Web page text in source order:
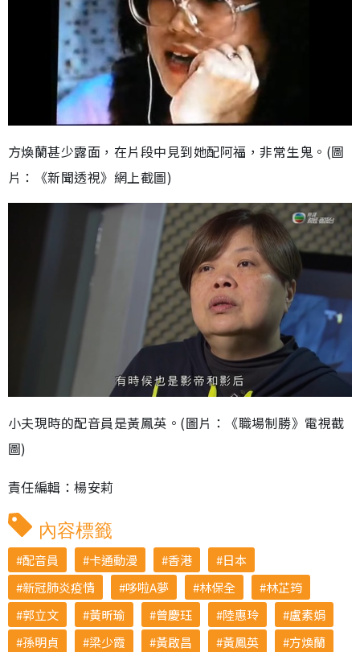
方煥蘭甚少露面，在片段中見到她配阿福，非常生鬼。(圖
片：《新聞透視》網上截圖)
小夫現時的配音員是黃鳳英。(圖片：《職場制勝》電視截
圖)
責任編輯：楊安莉
內容標籤
配音員 卡通動漫 香港
日本
新冠肺炎疫情
哆啦A夢 林保全
林芷筠
郭立文
黃昕瑜 曾慶珏 陸惠玲
盧素娟
孫明貞
梁少霞 黃啟昌 黃鳳英 方煥蘭